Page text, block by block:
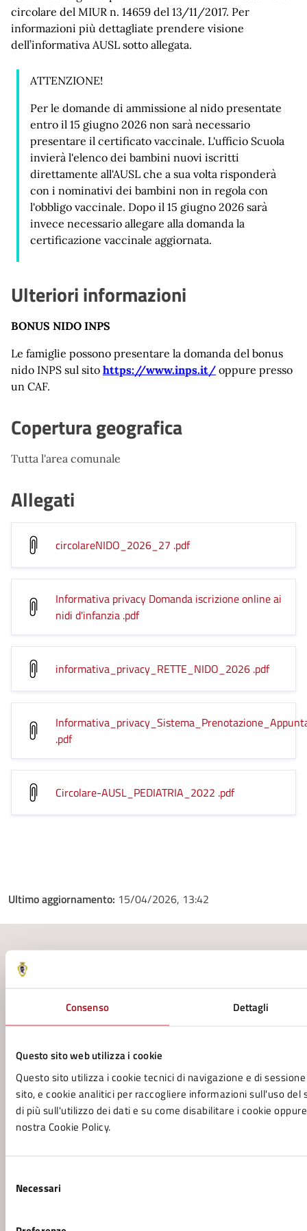
Consenso Dettagli
Questo sito web utilizza i cookie
Questo sito utilizza i cookie tecnici di navigazione e di
sito, e cookie analitici per raccogliere informazioni sull'uso
di più sull'utilizzo dei dati e su come disabilitare i cookie
nostra Cookie Policy.
delNecessari
circolare del MIUR n. 14659 del 13/11/2017. Per
informazioni più dettagliate prendere visione
dell’informativa AUSL sotto allegata.
ATTENZIONE!
Per le domande di ammissione al nido presentate
entro il 15 giugno 2026 non sarà necessario
presentare il certificato vaccinale. L'ufficio Scuola
invierà l'elenco dei bambini nuovi iscritti
direttamente all'AUSL che a sua volta risponderà
con i nominativi dei bambini non in regola con
l'obbligo vaccinale. Dopo il 15 giugno 2026 sarà
invece necessario allegare alla domanda la
certificazione vaccinale aggiornata.
Ulteriori informazioni
BONUS NIDO INPS
Le famiglie possono presentare la domanda del bonus
nido INPS sul sito https://www.inps.it/ oppure presso
un CAF.
Copertura geografica
Tutta l'area comunale
Allegati
circolareNIDO_2026_27 .pdf
Informativa privacy Domanda iscrizione online ai
nidi d'infanzia .pdf
informativa_privacy_RETTE_NIDO_2026 .pdf
.pdf
Circolare-AUSL_PEDIATRIA_2022 .pdf
Ultimo aggiornamento: 15/04/2026, 13:42
Servizi
scuole secondarie di primo e secondo grado
Refezione (mensa) Scolastica - Modalità di
pagamento
Tariffe Agevolate per i Servizi Scolastici in base al
reddito ISEE